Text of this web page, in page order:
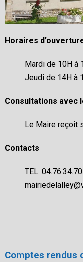
Horaires
Mardi de 10H à
Jeudi de 14H à
Consultations avec
Le Maire reçoit
Contacts
TEL:
Comptes rendus